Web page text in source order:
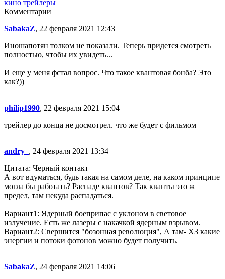
кино трейлеры
Комментарии
SabakaZ, 22 февраля 2021 12:43
Иношапотян толком не показали. Теперь придется смотреть
полностью, чтобы их увидеть...
И еще у меня фстал вопрос. Что такое квантовая бонба? Это
как?))
philip1990, 22 февраля 2021 15:04
трейлер до конца не досмотрел. что же будет с фильмом
andry_ , 24 февраля 2021 13:34
Цитата: Черный контакт
А вот вдуматься, будь такая на самом деле, на каком принципе
могла бы работать? Распаде квантов? Так кванты это ж
предел, там некуда распадаться.
Вариант1: Ядерный боеприпас с уклоном в световое
излучение. Есть же лазеры с накачкой ядерным взрывом.
Вариант2: Свершится "бозонная революция", А там- ХЗ какие
энергии и потоки фотонов можно будет получить.
SabakaZ, 24 февраля 2021 14:06